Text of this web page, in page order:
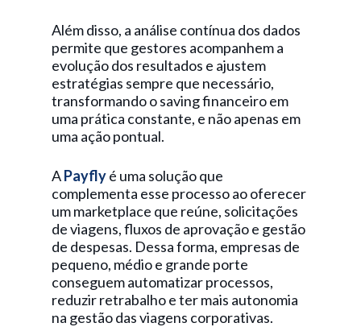
Além disso, a análise contínua dos dados
permite que gestores acompanhem a
evolução dos resultados e ajustem
estratégias sempre que necessário,
transformando o saving financeiro em
uma prática constante, e não apenas em
uma ação pontual.
APayflyé uma solução que
complementa esse processo ao oferecer
um marketplace que reúne, solicitações
de viagens, fluxos de aprovação e gestão
de despesas. Dessa forma, empresas de
pequeno, médio e grande porte
conseguem automatizar processos,
reduzir retrabalho e ter mais autonomia
na gestão das viagens corporativas.